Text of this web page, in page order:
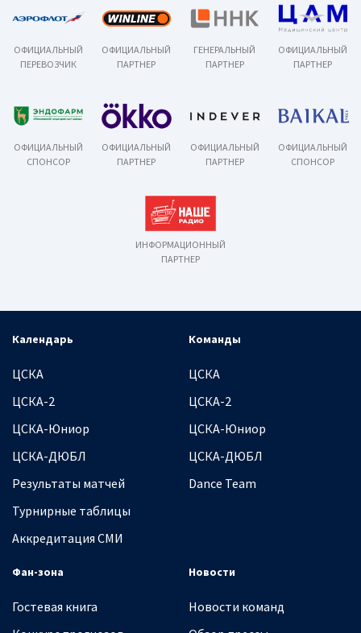
ОФИЦИАЛЬНЫЙ
ПЕРЕВОЗЧИК
ОФИЦИАЛЬНЫЙ
ПАРТНЕР
ГЕНЕРАЛЬНЫЙ
ПАРТНЕР
ОФИЦИАЛЬНЫЙ
ПАРТНЕР
ОФИЦИАЛЬНЫЙ
СПОНСОР
ОФИЦИАЛЬНЫЙ
ПАРТНЕР
ОФИЦИАЛЬНЫЙ
ПАРТНЕР
ОФИЦИАЛЬНЫЙ
СПОНСОР
ИНФОРМАЦИОННЫЙ
ПАРТНЕР
Календарь
ЦСКА
ЦСКА-2
ЦСКА-Юниор
ЦСКА-ДЮБЛ
Результаты матчей
Турнирные таблицы
Аккредитация СМИ
Команды
ЦСКА
ЦСКА-2
ЦСКА-Юниор
ЦСКА-ДЮБЛ
Dance Team
Фан-зона
Гостевая книга
Новости
Новости команд